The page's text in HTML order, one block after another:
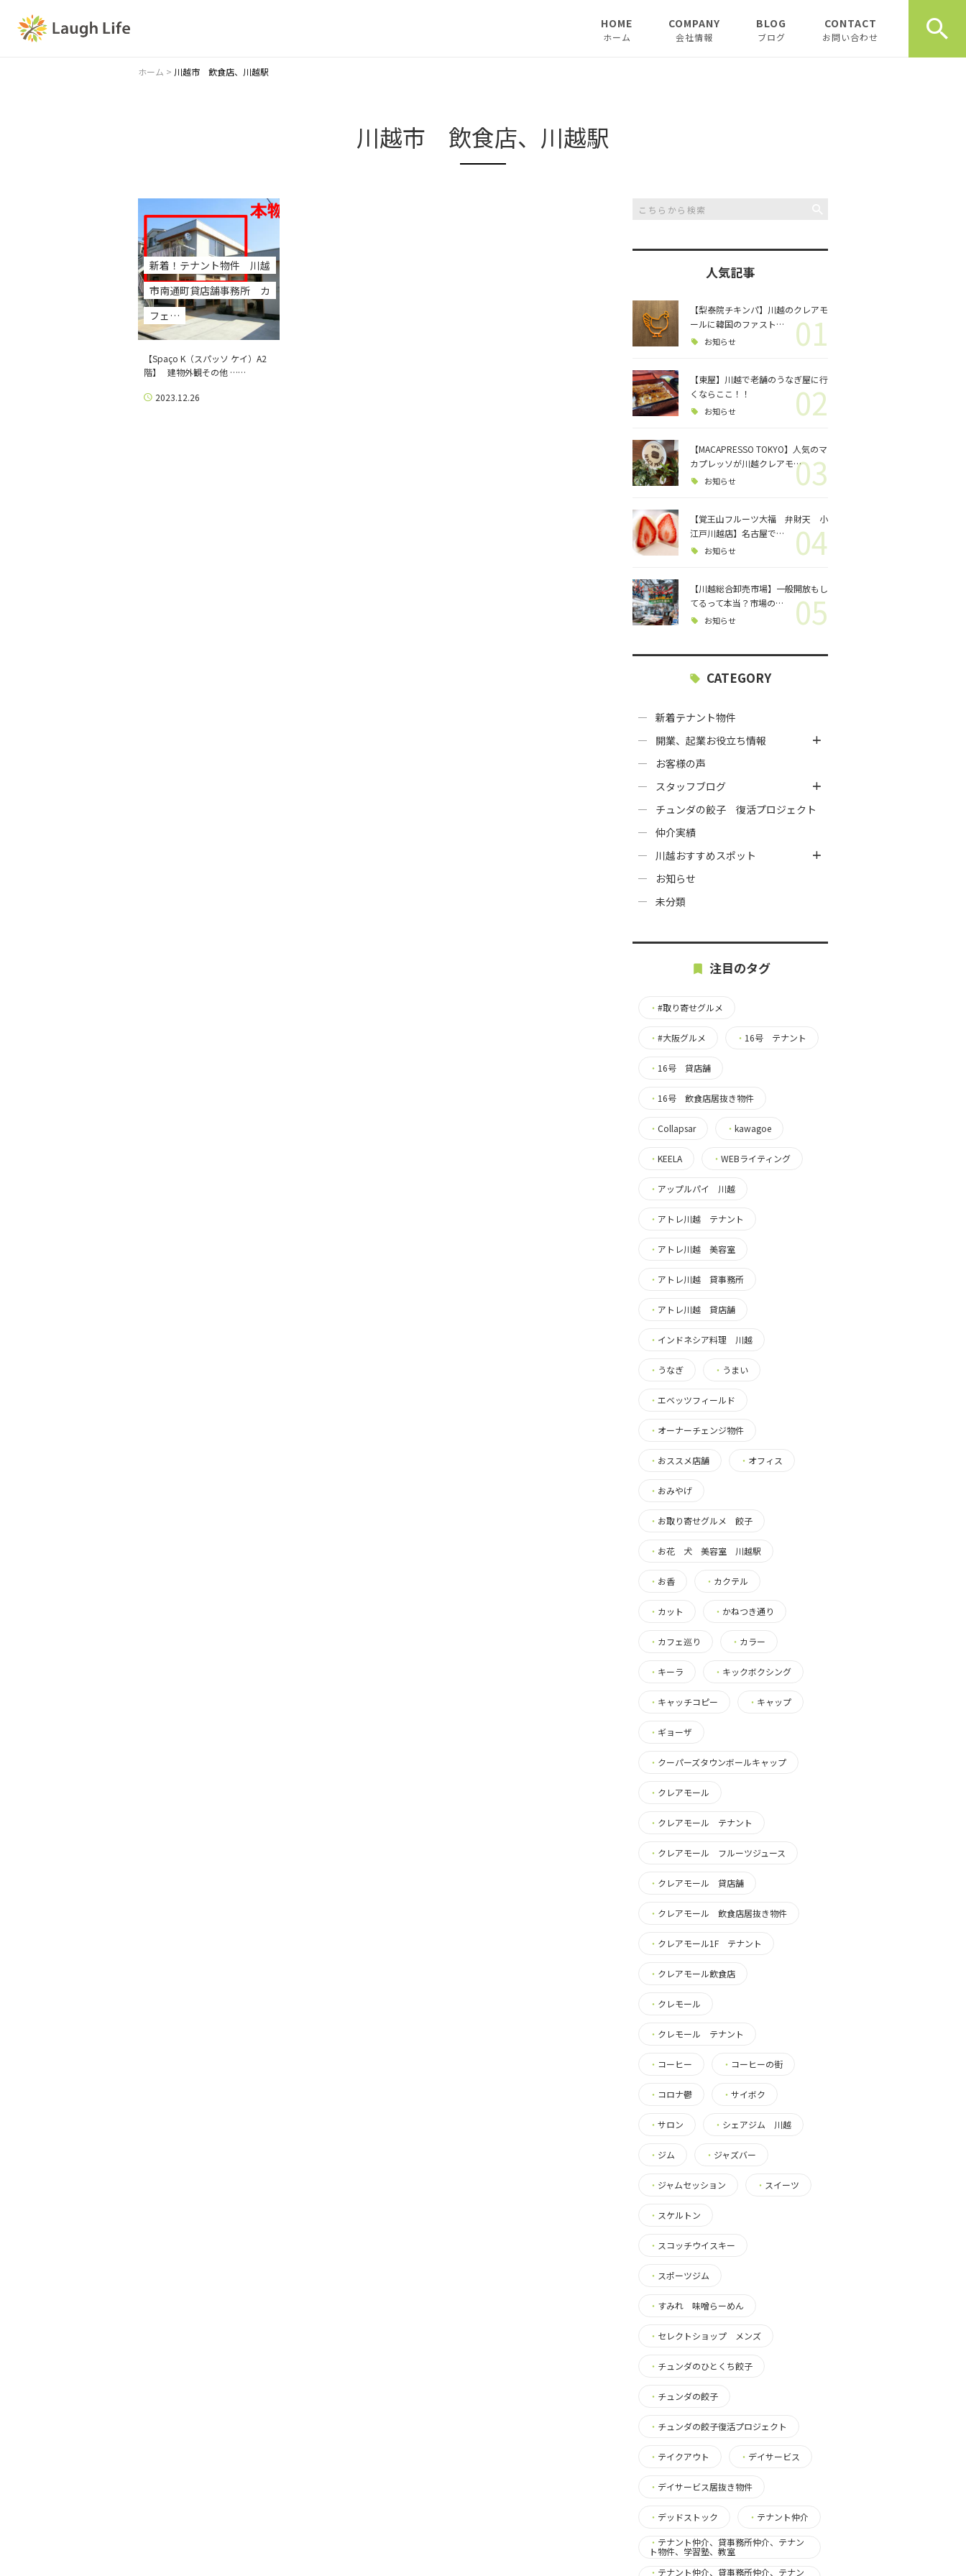
HOME
ホーム
COMPANY
会社情報
BLOG
ブログ
チュンダの餃子 復活プ
ロジェクト
CONTACT
お問い合わせ
ホーム > 川越市 飲食店、川越駅
川越市 飲食店、川越駅
新着！テナント物件 川越
市南通町貸店舗事務所 カ
フェ…
【Spaço K（スパッソ ケイ）A2
階】 建物外観その他 ……
2023.12.26
人気記事
【梨泰院チキンパ】川越のクレアモ
ールに韓国のファスト…
お知らせ 01
【東屋】川越で老舗のうなぎ屋に行
くならここ！！
お知らせ 02
【MACAPRESSO TOKYO】人気のマ
カプレッソが川越クレアモ…
お知らせ 03
【覚王山フルーツ大福 弁財天 小
江戸川越店】名古屋で…
お知らせ 04
【川越総合卸売市場】一般開放もし
てるって本当？市場の…
お知らせ 05
CATEGORY
新着テナント物件
開業、起業お役立ち情報
お客様の声
スタッフブログ
チュンダの餃子 復活プロジェクト
仲介実績
川越おすすめスポット
お知らせ
未分類
注目のタグ
・ #取り寄せグルメ
・ #大阪グルメ ・ 16号 テナント
・ 16号 貸店舗
・ 16号 飲食店居抜き物件
・ Collapsar ・ kawagoe
・ KEELA ・ WEBライティング
・ アップルパイ 川越
・ アトレ川越 テナント
・ アトレ川越 美容室
・ アトレ川越 貸事務所
・ アトレ川越 貸店舗
・ インドネシア料理 川越
・ うなぎ ・ うまい
・ エベッツフィールド
・ オーナーチェンジ物件
・ おススメ店舗 ・ オフィス
・ おみやげ
・ お取り寄せグルメ 餃子
・ お花 犬 美容室 川越駅
・ お香 ・ カクテル
・ カット ・ かねつき通り
・ カフェ巡り ・ カラー
・ キーラ ・ キックボクシング
・ キャッチコピー ・ キャップ
・ ギョーザ
・ クーパーズタウンボールキャップ
・ クレアモール
・ クレアモール テナント
・ クレアモール フルーツジュース
・ クレアモール 貸店舗
・ クレアモール 飲食店居抜き物件
・ クレアモール1F テナント
・ クレアモール飲食店
・ クレモール
・ クレモール テナント
・ コーヒー ・ コーヒーの街
・ コロナ鬱 ・ サイボク
・ サロン ・ シェアジム 川越
・ ジム ・ ジャズバー
・ ジャムセッション ・ スイーツ
・ スケルトン
・ スコッチウイスキー
・ スポーツジム
・ すみれ 味噌らーめん
・ セレクトショップ メンズ
・ チュンダのひとくち餃子
・ チュンダの餃子
・ チュンダの餃子復活プロジェクト
・ テイクアウト ・ デイサービス
・ デイサービス居抜き物件
・ デッドストック ・ テナント仲介
・ テナント仲介、貸事務所仲介、テナン
ト物件、学習塾、教室
・ テナント仲介、貸事務所仲介、テナン